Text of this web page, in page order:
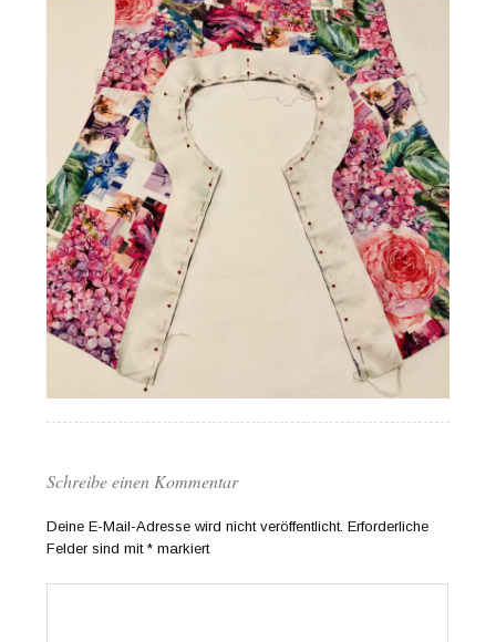
Schreibe einen Kommentar
Deine E-Mail-Adresse wird nicht veröffentlicht. Erforderliche
Felder sind mit* markiert